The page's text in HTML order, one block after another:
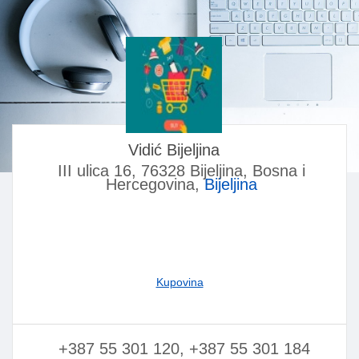
Vidić Bijeljina
III ulica 16, 76328 Bijeljina, Bosna i
Hercegovina,Bijeljina
Kupovina
+387 55 301 120, +387 55 301 184